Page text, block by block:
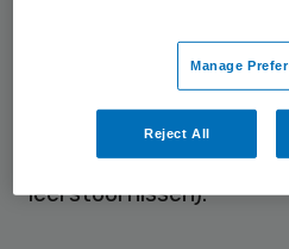
aan de gevolgen. In
kind dat wordt
de 119.000
schade in de
leerstoornissen).
Manage
Reject All